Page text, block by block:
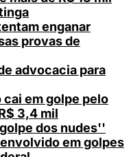
enganar
provas de
advocacia para
em golpe pelo
3,4 mil
dos nudes''
em golpes